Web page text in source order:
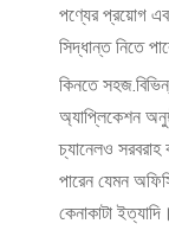
পণ্যের প্রয়োগ
সিদ্ধান্ত নিতে
কিনতে
অ্যাপ্লিকেশন
চ্যানেলও
পারেন যেমন
কেনাকাটা